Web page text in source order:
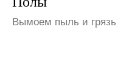
Избавим от пыли